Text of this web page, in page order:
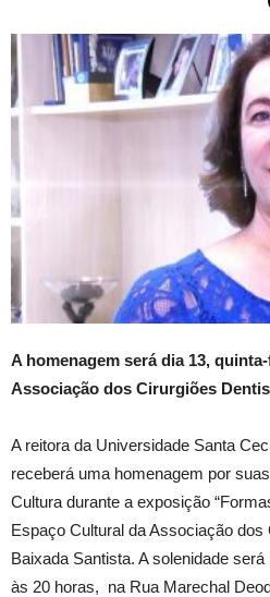
A homenagem será dia 13,
Associação dos Cirurgiões
A reitora da Universidade Santa
receberá uma homenagem por
Cultura durante a exposição
Espaço Cultural da Associação
Baixada Santista. A solenidade
às 20 horas, na Rua Marechal